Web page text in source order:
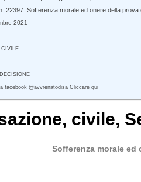
22397. Sofferenza morale ed onere della
2021
CIVILE
facebook @avvrenatodisa Cliccare qui
civile,
Sofferenza morale